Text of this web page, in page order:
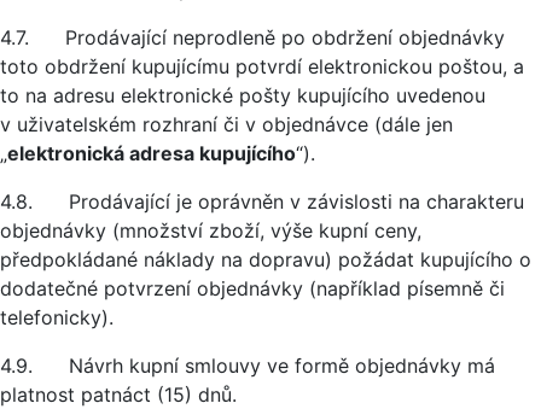
4.7. Prodávající neprodleně po obdržení objednávky
toto obdržení kupujícímu potvrdí elektronickou poštou, a
to na adresu elektronické pošty kupujícího uvedenou
v uživatelském rozhraní či v objednávce (dále jen
„elektronická adresa kupujícího“).
4.8. Prodávající je oprávněn v závislosti na charakteru
objednávky (množství zboží, výše kupní ceny,
předpokládané náklady na dopravu) požádat kupujícího o
dodatečné potvrzení objednávky (například písemně či
telefonicky).
4.9. Návrh kupní smlouvy ve formě objednávky má
platnost patnáct (15) dnů.